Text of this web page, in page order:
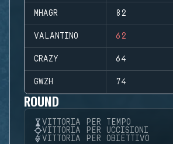
MHAGR 82
VALANTINO 62
CRAZY 64
GWZH 74
ROUND
VITTORIA PER TEMPO
VITTORIA PER UCCISIONI
VITTORIA PER OBIETTIVO